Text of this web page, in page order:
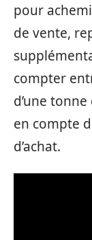
pour
de vente,
compter
d’une
en compte
d’achat.